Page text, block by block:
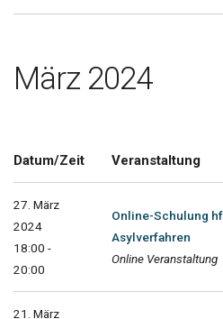
März 2024
Datum/Zeit Veranstaltung
27. März
2024
18:00 -
20:00
Online-Schulung
Asylverfahren
Online Veranstaltung
21. März